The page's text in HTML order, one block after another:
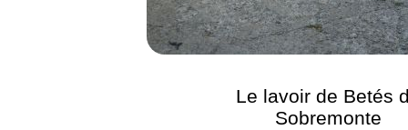
Le lavoir de Betés
Sobremonte